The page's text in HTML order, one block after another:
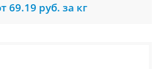
69.19 руб. за кг